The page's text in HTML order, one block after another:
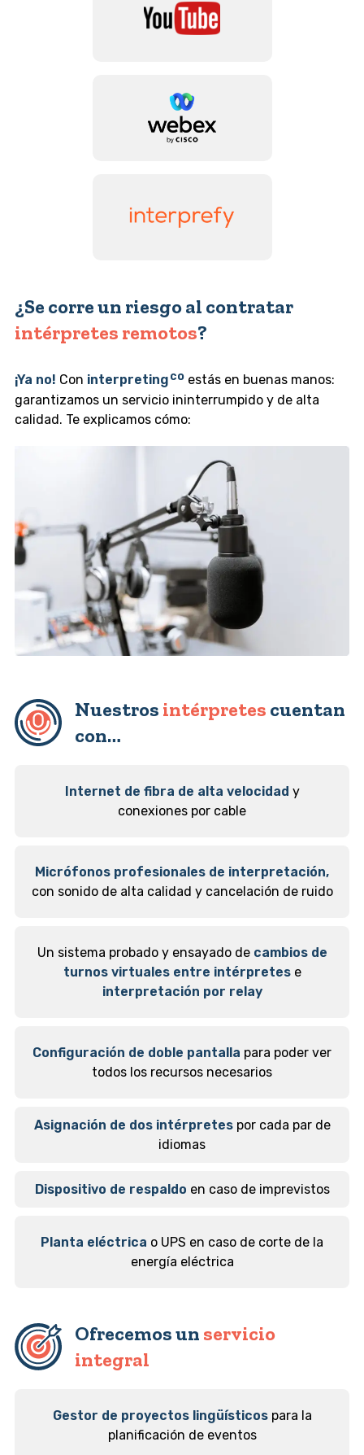
¿Se corre un riesgo al contratar
intérpretes remotos?
¡Ya no! Con interpreting
estás en buenas manos:
garantizamos un servicio ininterrumpido y de alta
calidad. Te explicamos cómo:
Nuestros intérpretes cuentan
con…
Internet de fibra de alta velocidad y
conexiones por cable
Micrófonos profesionales de interpretación,
con sonido de alta calidad y cancelación de ruido
Un sistema probado y ensayado de cambios de
turnos virtuales entre intérpretese
interpretación por relay
Configuración de doble pantalla para poder ver
todos los recursos necesarios
Asignación de dos intérpretespor cada par de
idiomas
Dispositivo de respaldo en caso de imprevistos
Planta eléctrica o UPS en caso de corte de la
energía eléctrica
Ofrecemos un servicio
integral
Gestor de proyectos lingüísticospara la
planificación de eventos